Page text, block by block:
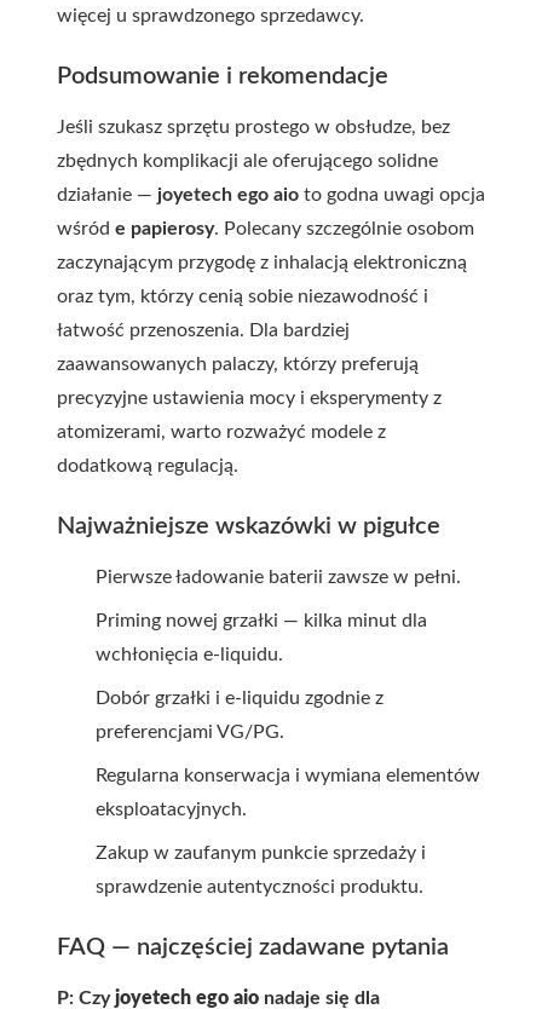
więcej u sprawdzonego sprzedawcy.
Podsumowanie i rekomendacje
Jeśli szukasz sprzętu prostego w obsłudze, bez
zbędnych komplikacji ale oferującego solidne
działanie — joyetech ego aio to godna uwagi opcja
wśród e papierosy. Polecany szczególnie osobom
zaczynającym przygodę z inhalacją elektroniczną
oraz tym, którzy cenią sobie niezawodność i
łatwość przenoszenia. Dla bardziej
zaawansowanych palaczy, którzy preferują
precyzyjne ustawienia mocy i eksperymenty z
atomizerami, warto rozważyć modele z
dodatkową regulacją.
Najważniejsze wskazówki w pigułce
Pierwsze ładowanie baterii zawsze w pełni.
Priming nowej grzałki — kilka minut dla
wchłonięcia e-liquidu.
Dobór grzałki i e-liquidu zgodnie z
preferencjami VG/PG.
Regularna konserwacja i wymiana elementów
eksploatacyjnych.
Zakup w zaufanym punkcie sprzedaży i
sprawdzenie autentyczności produktu.
FAQ — najczęściej zadawane pytania
P: Czy joyetech ego aio nadaje się dla